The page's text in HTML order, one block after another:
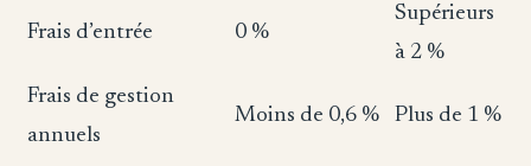
Frais d’entrée 0 %
Supérieurs
à 2 %
Frais de gestion
annuels
Moins de 0,6 % Plus de 1 %